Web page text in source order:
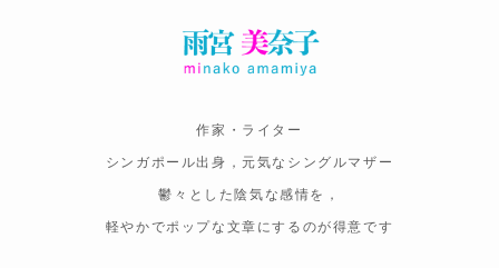
作家・ライター
シンガポール出身，元気なシングルマザー
鬱々とした陰気な感情を，
軽やかでポップな文章にするのが得意です